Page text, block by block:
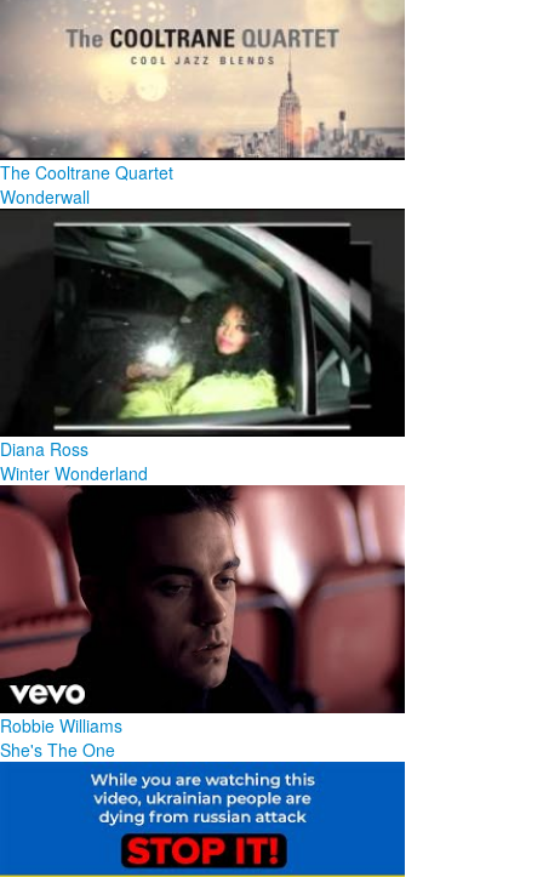
The Cooltrane Quartet
Wonderwall
Diana Ross
Winter Wonderland
Robbie Williams
She's The One